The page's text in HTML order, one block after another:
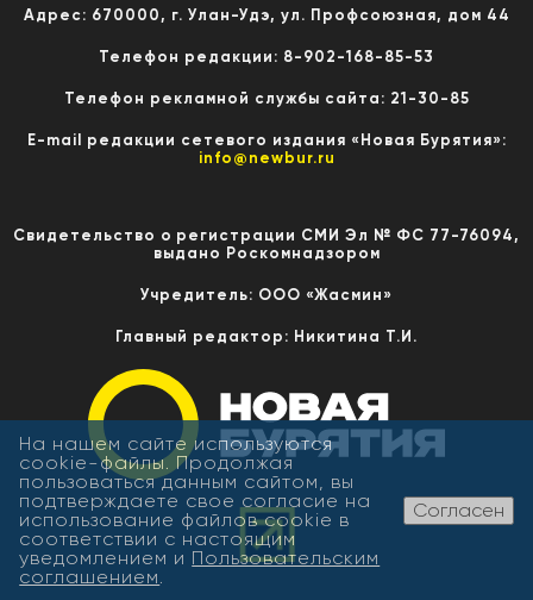
Адрес: 670000, г. Улан-Удэ, ул. Профсоюзная, дом 44
Телефон редакции: 8-902-168-85-53
Телефон рекламной службы сайта: 21-30-85
E-mail редакции сетевого издания «Новая Бурятия»:
info@newbur.ru
Свидетельство о регистрации СМИ Эл № ФС 77-76094,
выдано Роскомнадзором
Учредитель: ООО «Жасмин»
Главный редактор: Никитина Т.И.
На нашем сайте используются
cookie-файлы. Продолжая
пользоваться данным сайтом, вы
подтверждаете свое согласие на
использование файлов cookie в
соответствии с настоящим
уведомлением и Пользовательским
соглашением.
Согласен